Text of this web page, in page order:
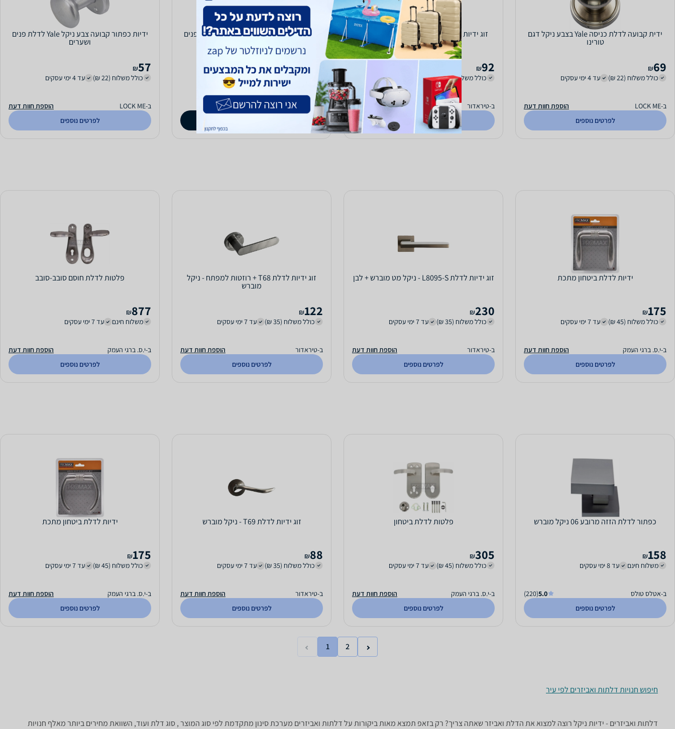
ידית קבועה לדלת כניסה Yale בצבע ניקל דגם
טורינו
69
₪
כולל משלוח (22 ₪)
עד 4 ימי עסקים
ב-LOCK ME
הוספת חוות דעת
לפרטים נוספים
זוג ידיות לדלת T93 + רוזטות למפתח - ניקל
מוברש
92
₪
כולל משלוח (35 ₪)
עד 7 ימי עסקים
ב-טיראדור
הוספת חוות דעת
לפרטים נוספים
ידיות כפתור קבועה צבע ניקל Yale לדלת פנים
57
₪
כולל משלוח (22 ₪)
עד 10 ימי עסקים
ידיות כפתור קבועה צבע ניקל Yale לדלת פנים
ושערים
57
₪
כולל משלוח (22 ₪)
עד 4 ימי עסקים
ב-LOCK ME
הוספת חוות דעת
לפרטים נוספים
ידיות לדלת ביטחון מתכת
175
₪
כולל משלוח (45 ₪)
עד 7 ימי עסקים
ב-י.ס. ברגי העמק
הוספת חוות דעת
לפרטים נוספים
זוג ידיות לדלת L8095-S - ניקל מט מוברש + לבן
230
₪
כולל משלוח (35 ₪)
עד 7 ימי עסקים
ב-טיראדור
הוספת חוות דעת
לפרטים נוספים
זוג ידיות לדלת T68 + רוזטות למפתח - ניקל
מוברש
122
₪
כולל משלוח (35 ₪)
עד 7 ימי עסקים
ב-טיראדור
הוספת חוות דעת
לפרטים נוספים
פלטות לדלת חוסם סובב-סובב
877
₪
משלוח חינם
עד 7 ימי עסקים
ב-י.ס. ברגי העמק
הוספת חוות דעת
לפרטים נוספים
כפתור לדלת הזזה מרובע 06 ניקל מוברש
158
₪
משלוח חינם
עד 8 ימי עסקים
ב-אטלס טולס 5.0
(220)
לפרטים נוספים
פלטות לדלת ביטחון
305
₪
כולל משלוח (45 ₪)
עד 7 ימי עסקים
ב-י.ס. ברגי העמק
הוספת חוות דעת
לפרטים נוספים
זוג ידיות לדלת T69 - ניקל מוברש
88
₪
כולל משלוח (35 ₪)
עד 7 ימי עסקים
ב-טיראדור
הוספת חוות דעת
לפרטים נוספים
ידיות לדלת ביטחון מתכת
175
₪
כולל משלוח (45 ₪)
עד 7 ימי עסקים
ב-י.ס. ברגי העמק
הוספת חוות דעת
לפרטים נוספים
1 2
חיפוש חנויות דלתות ואביזרים לפי עיר
דלתות ואביזרים - ‏ידיות ‏ניקל רוצה למצוא את הדלת ואביזר שאתה צריך? רק בזאפ תמצא מאות ביקורות על דלתות ואביזרים מערכת סינון מתקדמת לפי סוג המוצר , סוג דלת ועוד, השוואת מחירים ביותר מאלף חנויות